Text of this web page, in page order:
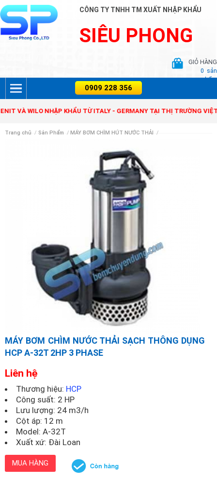
CÔNG TY TNHH TM XUẤT NHẬP KHẨU
SIÊU PHONG
GIỎ HÀNG
0 sản
phẩm
WILO NHẬP KHẨU TỪ ITALY - GERMANY TẠI THỊ TRƯỜNG VIỆT
Trang chủ / Sản Phẩm / MÁY BƠM CHÌM HÚT NƯỚC THẢI /
MÁY BƠM CHÌM NƯỚC THẢI SẠCH THÔNG DỤNG
HCP A-32T 2HP 3 PHASE
Liên hệ
Thương hiệu: HCP
Công suất: 2 HP
Lưu lượng: 24 m3/h
Cột áp: 12 m
Model: A-32T
Xuất xứ: Đài Loan
MUA HÀNG